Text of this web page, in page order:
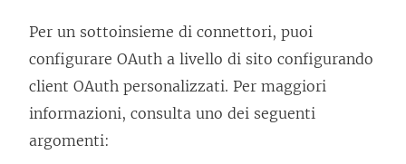
Per un sottoinsieme di connettori, puoi
configurare OAuth a livello di sito configurando
client OAuth personalizzati. Per maggiori
informazioni, consulta uno dei seguenti
argomenti: